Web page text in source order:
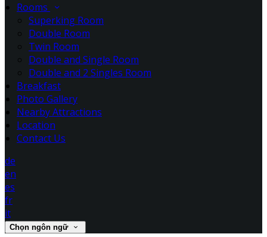
Rooms
Superking Room
Double Room
Twin Room
Double and Single Room
Double and 2 Singles Room
Breakfast
Photo Gallery
Nearby Attractions
Location
Contact Us
de
en
es
fr
it
Chọn ngôn ngữ